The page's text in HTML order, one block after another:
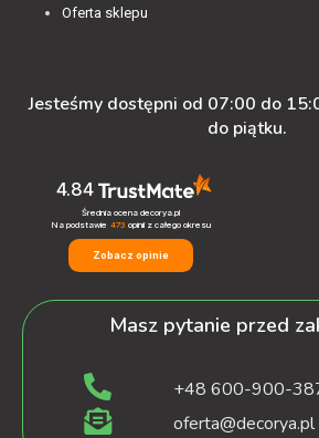
Oferta sklepu
Jesteśmy dostępni od 07:00 do
do piątku.
4.84
Średnia ocena decorya.pl
Na podstawie 473 opinii z całego okresu
Zobacz opinie
Masz pytanie przed
+48 600-900-
oferta@decorya.pl